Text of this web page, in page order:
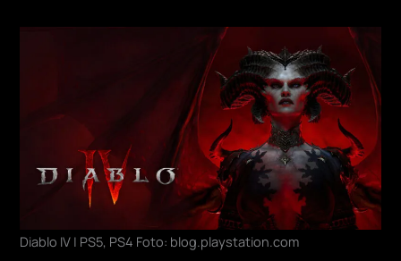
Diablo IV | PS5, PS4 Foto: blog.playstation.com